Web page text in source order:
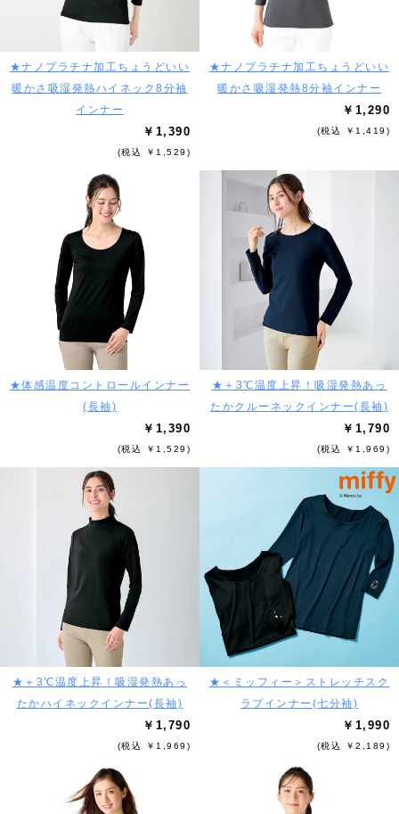
★ナノプラチナ加工ちょうどいい
暖かさ吸湿発熱ハイネック8分袖
インナー
￥1,390
(税込 ￥1,529)
★ナノプラチナ加工ちょうどいい
暖かさ吸湿発熱8分袖インナー
￥1,290
(税込 ￥1,419)
★体感温度コントロールインナー
(長袖)
￥1,390
(税込 ￥1,529)
★＋3℃温度上昇！吸湿発熱あっ
たかクルーネックインナー(長袖)
￥1,790
(税込 ￥1,969)
★＋3℃温度上昇！吸湿発熱あっ
たかハイネックインナー(長袖)
￥1,790
(税込 ￥1,969)
★＜ミッフィー＞ストレッチスク
ラブインナー(七分袖)
￥1,990
(税込 ￥2,189)